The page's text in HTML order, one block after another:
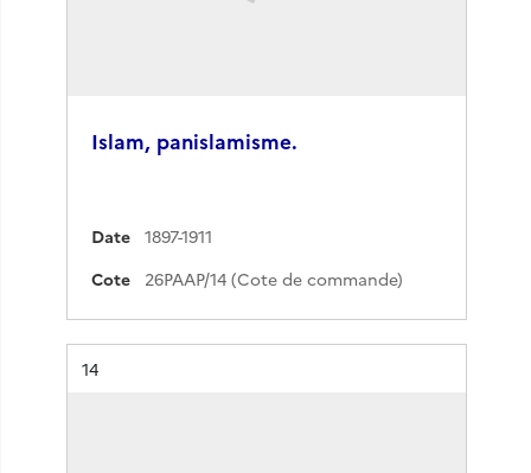
Islam, panislamisme.
Date
1897-1911
Cote
26PAAP/14 (Cote de commande)
Résultat n°
14